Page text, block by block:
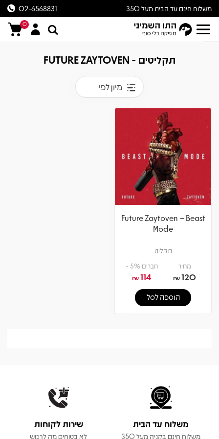
משלוח חינם עד הבית מעל 350
ש״ח
02-6568831
0
תקליטים - FUTURE ZAYTOVEN
מיון לפי
Future Zaytoven – Beast
Mode
תקליט
מחיר
120
₪
חברים 5% -
114
₪
הוספה לסל
משלוח עד הבית
משלוח חינם בקניה מעל 350
שירות לקוחות
לא בטוחים מה לרכוש